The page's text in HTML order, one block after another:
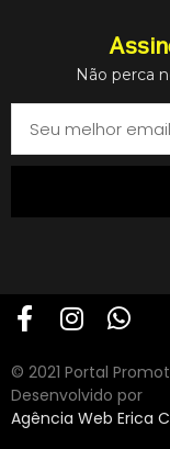
Não perca
© 2021 Portal
Desenvolvido por
Agência Web Erica